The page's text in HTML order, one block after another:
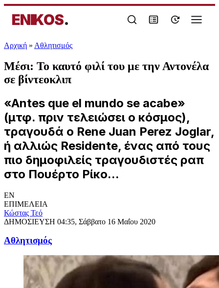
ENIKOS.
Αρχική » Αθλητισμός
Μέσι: Το καυτό φιλί του με την Αντονέλα
σε βίντεοκλιπ
«Antes que el mundo se acabe»
(μτφ. πριν τελειώσει ο κόσμος),
τραγουδά ο Rene Juan Perez Joglar,
ή αλλιώς Residente, ένας από τους
πιο δημοφιλείς τραγουδιστές ραπ
στο Πουέρτο Ρίκο...
EN
ΕΠΙΜΕΛΕΙΑ
Κώστας Τεό
ΔΗΜΟΣΙΕΥΣΗ 04:35, Σάββατο 16 Μαΐου 2020
Αθλητισμός